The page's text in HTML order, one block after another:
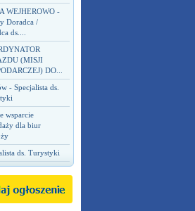
WEJHEROWO -
Doradca /
ds....
(MISJI
DO...
- Specjalista ds.
wsparcie
dla biur
ds. Turystyki